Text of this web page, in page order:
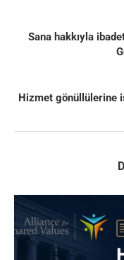
Sana hakkıyla
Hizmet gönüllülerine